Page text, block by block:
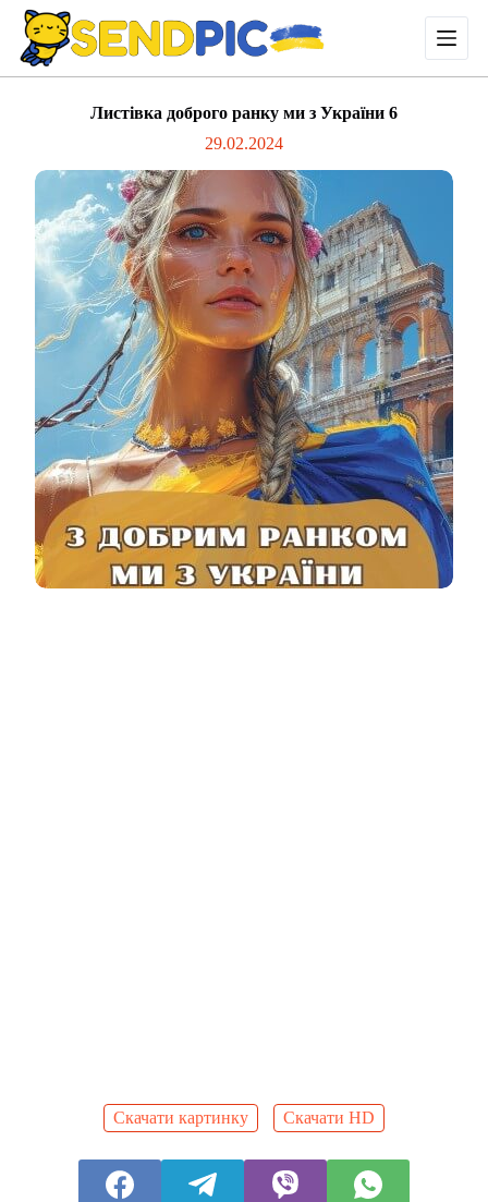
П
е
р
е
Листівка доброго ранку ми з України 6
29.02.2024
Скачати картинку Скачати HD